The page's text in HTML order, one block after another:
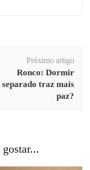
Próximo artigo
Ronco: Dormir
separado traz mais
paz?